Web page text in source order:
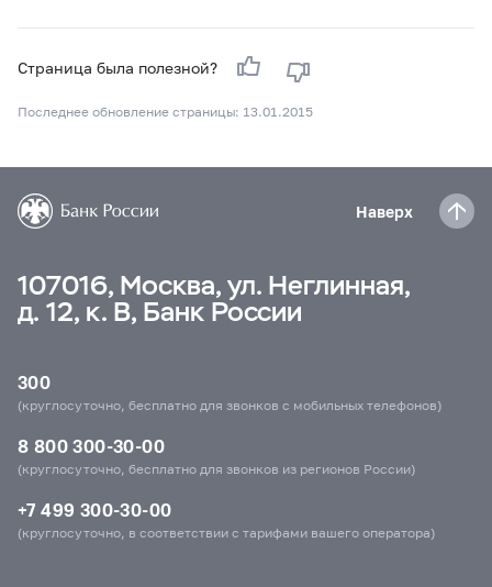
Страница была полезной?
Последнее обновление страницы: 13.01.2015
Наверх
107016, Москва, ул. Неглинная,
д. 12, к. В, Банк России
300
(круглосуточно, бесплатно для звонков с мобильных телефонов)
8 800 300-30-00
(круглосуточно, бесплатно для звонков из регионов России)
+7 499 300-30-00
(круглосуточно, в соответствии с тарифами вашего оператора)